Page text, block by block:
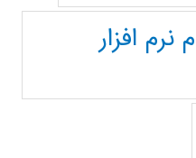
افزار